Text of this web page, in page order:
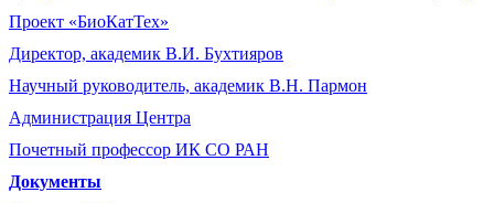
Проект «БиоКатТех»
Директор, академик В.И. Бухтияров
Научный руководитель, академик В.Н. Пармон
Администрация Центра
Почетный профессор ИК СО РАН
Документы